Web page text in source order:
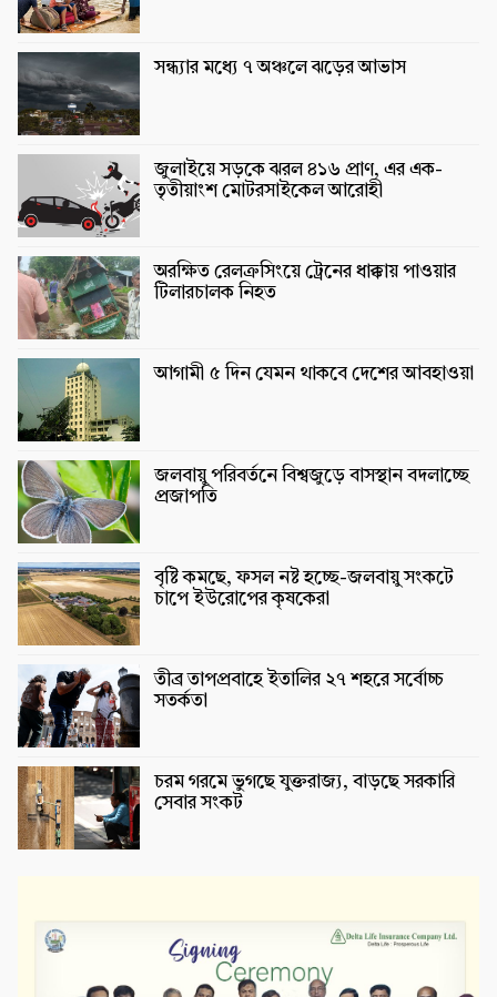
সন্ধ্যার মধ্যে ৭ অঞ্চলে ঝড়ের আভাস
জুলাইয়ে সড়কে ঝরল ৪১৬ প্রাণ, এর এক-
তৃতীয়াংশ মোটরসাইকেল আরোহী
অরক্ষিত রেলক্রসিংয়ে ট্রেনের ধাক্কায় পাওয়ার
টিলারচালক নিহত
আগামী ৫ দিন যেমন থাকবে দেশের আবহাওয়া
জলবায়ু পরিবর্তনে বিশ্বজুড়ে বাসস্থান বদলাচ্ছে
প্রজাপতি
বৃষ্টি কমছে, ফসল নষ্ট হচ্ছে-জলবায়ু সংকটে
চাপে ইউরোপের কৃষকেরা
তীব্র তাপপ্রবাহে ইতালির ২৭ শহরে সর্বোচ্চ
সতর্কতা
চরম গরমে ভুগছে যুক্তরাজ্য, বাড়ছে সরকারি
সেবার সংকট